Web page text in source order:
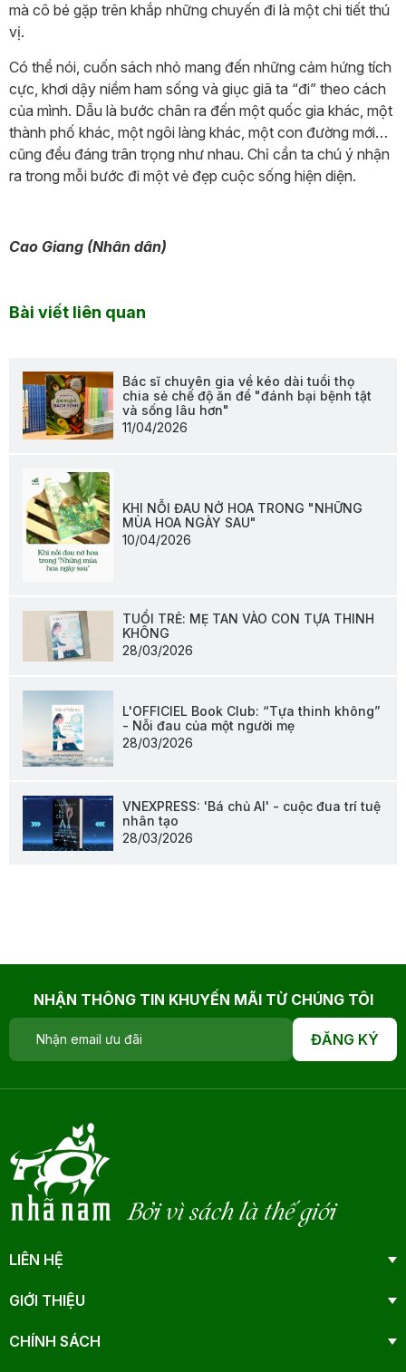
mà cô bé gặp trên khắp những chuyến đi là một chi tiết thú
vị.
Có thể nói, cuốn sách nhỏ mang đến những cảm hứng tích
cực, khơi dậy niềm ham sống và giục giã ta “đi” theo cách
của mình. Dẫu là bước chân ra đến một quốc gia khác, một
thành phố khác, một ngôi làng khác, một con đường mới…
cũng đều đáng trân trọng như nhau. Chỉ cần ta chú ý nhận
ra trong mỗi bước đi một vẻ đẹp cuộc sống hiện diện.
Cao Giang (Nhân dân)
Bài viết liên quan
Bác sĩ chuyên gia về kéo dài tuổi thọ
chia sẻ chế độ ăn để "đánh bại bệnh tật
và sống lâu hơn"
11/04/2026
KHI NỖI ĐAU NỞ HOA TRONG "NHỮNG
MÙA HOA NGÀY SAU"
10/04/2026
TUỔI TRẺ: MẸ TAN VÀO CON TỰA THINH
KHÔNG
28/03/2026
L'OFFICIEL Book Club: “Tựa thinh không”
- Nỗi đau của một người mẹ
28/03/2026
VNEXPRESS: 'Bá chủ AI' - cuộc đua trí tuệ
nhân tạo
28/03/2026
NHẬN THÔNG TIN KHUYẾN MÃI TỪ CHÚNG TÔI
ĐĂNG KÝ
Bởi vì sách là thế giới
LIÊN HỆ
GIỚI THIỆU
CHÍNH SÁCH